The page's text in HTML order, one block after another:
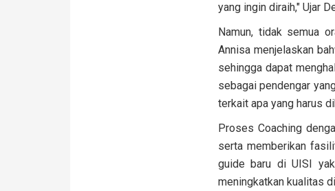
yang ingin diraih," Ujar
Namun, tidak semua
Annisa menjelaskan
sehingga dapat
sebagai pendengar
terkait apa yang harus
Proses Coaching
serta memberikan
guide baru di UISI
meningkatkan kualitas